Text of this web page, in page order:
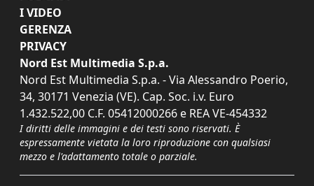
I VIDEO
GERENZA
PRIVACY
Nord Est Multimedia S.p.a.
Nord Est Multimedia S.p.a. - Via Alessandro Poerio,
34, 30171 Venezia (VE). Cap. Soc. i.v. Euro
1.432.522,00 C.F. 05412000266 e REA VE-454332
I diritti delle immagini e dei testi sono riservati. È
espressamente vietata la loro riproduzione con qualsiasi
mezzo e l'adattamento totale o parziale.